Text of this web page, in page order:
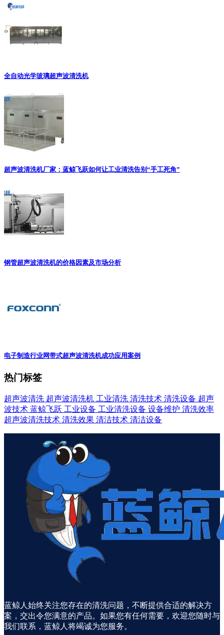
全自动光学玻璃超声波清洗机
超声波清洗机厂家：蓝鲸飞跃如何让工业清洗告别“手工死角”
钢管超声波清洗机的价格因素及市场分析
电子制造行业网带式超声波清洗机成功应用案例
热门标签
超声波清洗 超声波清洗机 工业清洗 清洗技术 清洗设备 超声
波技术 蓝鲸飞跃 工业设备 工业清洗设备 设备维护 清洗效率
超声波清洗技术 清洗效果 清洁技术 清洁设备
蓝鲸人始终关注您存在的清洗问题，不断提供合适的解决方
案，交出令您满意的产品。如果您有任何需要，欢迎您随时与
我们联系，蓝鲸人将竭诚为您服务。